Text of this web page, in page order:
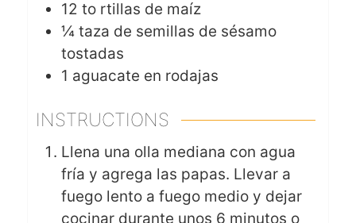
12 to rtillas de maíz
¼ taza de semillas de sésamo
tostadas
1 aguacate en rodajas
INSTRUCTIONS
Llena una olla mediana con agua
fría y agrega las papas. Llevar a
fuego lento a fuego medio y dejar
cocinar durante unos 6 minutos o